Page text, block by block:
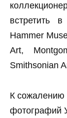
встретить
Hammer
Art,
Smithsonian
К сожалению
фотографий